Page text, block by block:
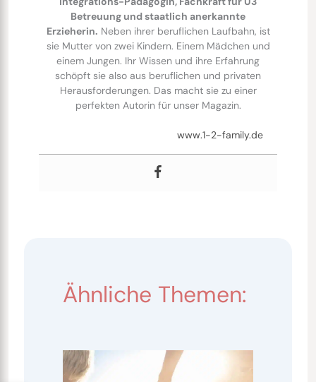
Betreuung und staatlich anerkannte
Erzieherin. Neben ihrer beruflichen Laufbahn, ist
sie Mutter von zwei Kindern. Einem Mädchen und
einem Jungen. Ihr Wissen und ihre Erfahrung
schöpft sie also aus beruflichen und privaten
Herausforderungen. Das macht sie zu einer
perfekten Autorin für unser Magazin.
www.1-2-family.de
Ähnliche Themen: